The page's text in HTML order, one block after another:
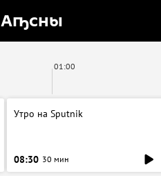
Аҧсны
01:00
Утро на Sputnik
08:30 30 мин